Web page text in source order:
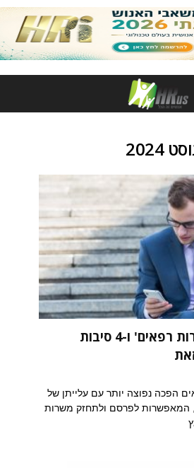
2024
4 סיבות לפרסום 'משרות רפאים' ו-4 סיבות
הפכה נפוצה יותר עם עלייתן של
המאפשרות לפרסם ולתחזק משרות